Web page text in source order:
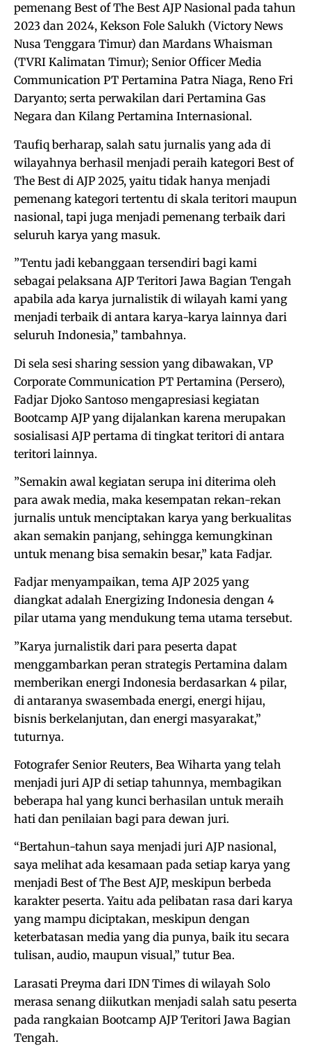
pemenang Best of The Best AJP Nasional pada tahun
2023 dan 2024, Kekson Fole Salukh (Victory News
Nusa Tenggara Timur) dan Mardans Whaisman
(TVRI Kalimatan Timur); Senior Officer Media
Communication PT Pertamina Patra Niaga, Reno Fri
Daryanto; serta perwakilan dari Pertamina Gas
Negara dan Kilang Pertamina Internasional.
Taufiq berharap, salah satu jurnalis yang ada di
wilayahnya berhasil menjadi peraih kategori Best of
The Best di AJP 2025, yaitu tidak hanya menjadi
pemenang kategori tertentu di skala teritori maupun
nasional, tapi juga menjadi pemenang terbaik dari
seluruh karya yang masuk.
”Tentu jadi kebanggaan tersendiri bagi kami
sebagai pelaksana AJP Teritori Jawa Bagian Tengah
apabila ada karya jurnalistik di wilayah kami yang
menjadi terbaik di antara karya-karya lainnya dari
seluruh Indonesia,” tambahnya.
Di sela sesi sharing session yang dibawakan, VP
Corporate Communication PT Pertamina (Persero),
Fadjar Djoko Santoso mengapresiasi kegiatan
Bootcamp AJP yang dijalankan karena merupakan
sosialisasi AJP pertama di tingkat teritori di antara
teritori lainnya.
”Semakin awal kegiatan serupa ini diterima oleh
para awak media, maka kesempatan rekan-rekan
jurnalis untuk menciptakan karya yang berkualitas
akan semakin panjang, sehingga kemungkinan
untuk menang bisa semakin besar,” kata Fadjar.
Fadjar menyampaikan, tema AJP 2025 yang
diangkat adalah Energizing Indonesia dengan 4
pilar utama yang mendukung tema utama tersebut.
”Karya jurnalistik dari para peserta dapat
menggambarkan peran strategis Pertamina dalam
memberikan energi Indonesia berdasarkan 4 pilar,
di antaranya swasembada energi, energi hijau,
bisnis berkelanjutan, dan energi masyarakat,”
tuturnya.
Fotografer Senior Reuters, Bea Wiharta yang telah
menjadi juri AJP di setiap tahunnya, membagikan
beberapa hal yang kunci berhasilan untuk meraih
hati dan penilaian bagi para dewan juri.
“Bertahun-tahun saya menjadi juri AJP nasional,
saya melihat ada kesamaan pada setiap karya yang
menjadi Best of The Best AJP, meskipun berbeda
karakter peserta. Yaitu ada pelibatan rasa dari karya
yang mampu diciptakan, meskipun dengan
keterbatasan media yang dia punya, baik itu secara
tulisan, audio, maupun visual,” tutur Bea.
Larasati Preyma dari IDN Times di wilayah Solo
merasa senang diikutkan menjadi salah satu peserta
pada rangkaian Bootcamp AJP Teritori Jawa Bagian
Tengah.